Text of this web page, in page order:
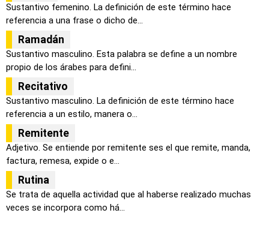
Sustantivo femenino. La definición de este término hace
referencia a una frase o dicho de...
Ramadán
Sustantivo masculino. Esta palabra se define a un nombre
propio de los árabes para defini...
Recitativo
Sustantivo masculino. La definición de este término hace
referencia a un estilo, manera o...
Remitente
Adjetivo. Se entiende por remitente ses el que remite, manda,
factura, remesa, expide o e...
Rutina
Se trata de aquella actividad que al haberse realizado muchas
veces se incorpora como há...